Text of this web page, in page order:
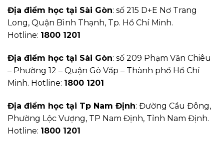
Địa điểm học tại Sài Gòn: số 215 D+E Nơ Trang
Long, Quận Bình Thạnh, Tp. Hồ Chí Minh.
Hotline: 1800 1201
Địa điểm học tại Sài Gòn: số 209 Phạm Văn Chiêu
– Phường 12 – Quận Gò Vấp – Thành phố Hồ Chí
Minh. Hotline: 1800 1201
Địa điểm học tại Tp Nam Định: Đường Cầu Đông,
Phường Lộc Vượng, TP Nam Định, Tỉnh Nam Định.
Hotline: 1800 1201